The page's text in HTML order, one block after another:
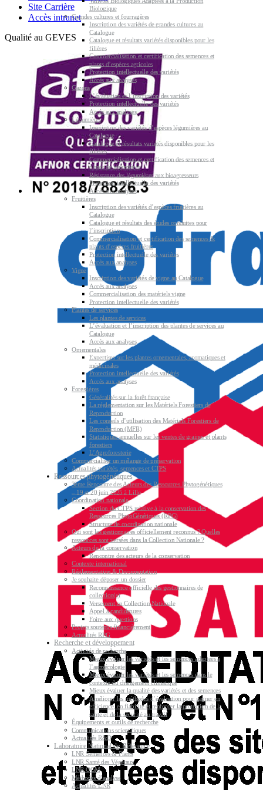
Site Carrière
Accès intranet
Qualité au GEVES
Biologique
Grandes cultures et fourragères
Inscription des variétés de grandes cultures au
Catalogue
Catalogue et résultats variétés disponibles pour les
filières
Commercialisation et certification des semences et
plants d’espèces agricoles
Protection intellectuelle des variétés
Accès aux analyses
Gazons
L’évaluation et l’inscription des variétés
Protection intellectuelle des variétés
Accès aux analyses
Légumières
Inscription des variétés d’espèces légumières au
Catalogue
Catalogue et résultats variétés disponibles pour les
filières
Commercialisation et certification des semences et
plants de légumières
Résistance des légumières aux bioagresseurs
Protection intellectuelle des variétés
Accès aux analyses
Fruitières
Inscription des variétés d’espèces fruitières au
Catalogue
Catalogue et résultats des études conduites pour
l’inscription
Commercialisation et certification des semences &
plants d’espèces fruitières
Protection intellectuelle des variétés
Accès aux analyses
Vigne
Inscription des variétés de vigne au Catalogue
Accès aux analyses
Commercialisation des matériels vigne
Protection intellectuelle des variétés
Plantes de services
Les plantes de services
L’évaluation et l’inscription des plantes de services au
Catalogue
Accès aux analyses
Ornementales
Expertises sur les plantes ornementales, aromatiques et
médicinales
Protection intellectuelle des variétés
Accès aux analyses
Forestières
Généralités sur la forêt française
La réglementation sur les Matériels Forestiers de
Reproduction
Les conseils d’utilisation des Matériels Forestiers de
Reproduction (MFR)
Statistiques annuelles sur les ventes de graines et plants
forestiers
L’Agroforesterie
Commercialiser un mélange de préservation
Actualités variétés, semences et CTPS
Ressources phytogénétiques
3ème Rencontre des Acteurs des Ressources Phytogénétiques
– 19 et 20 juin 2025 à Lille
Coordination nationale
Section du CTPS relative à la conservation des
Ressources PhytoGénétiques (RPG)
Structure de coordination nationale
Qui sont les gestionnaires officiellement reconnus ? Quelles
ressources sont versées dans la Collection Nationale ?
Acteurs de la conservation
Rencontre des acteurs de la conservation
Contexte international
Réglementation & Documentation
Je souhaite déposer un dossier
Reconnaissance officielle des gestionnaires de
collection(s)
Versement en Collection Nationale
Appel à candidatures
Foire aux questions
Projets soutenus financièrement
Actualités RPG
Recherche et développement
Activités de recherche
Mieux évaluer les variétés et les semences adaptées à
l’agroécologie
Mieux évaluer les variétés et les semences dans le
contexte du changement climatique
Mieux évaluer la qualité des variétés et des semences
Améliorer les méthodes d’évaluation pour gagner en
efficience, en fiabilité et renforcer la protection de la
santé et de la sécurité au travail
Équipements et outils de recherche
Communications scientifiques
Actualités R&D
Laboratoire National de Référence
LNR Semences & Plants
LNR Santé des Végétaux
LNR OGM
Méthodes d’analyse
Actualités LNR